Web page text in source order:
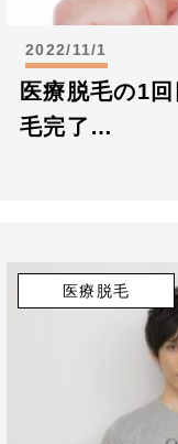
2022/11/1
医療脱毛の1
毛完了…
医療脱毛